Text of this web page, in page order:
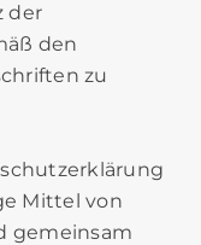
der
den
zu
Mittel von
gemeinsam